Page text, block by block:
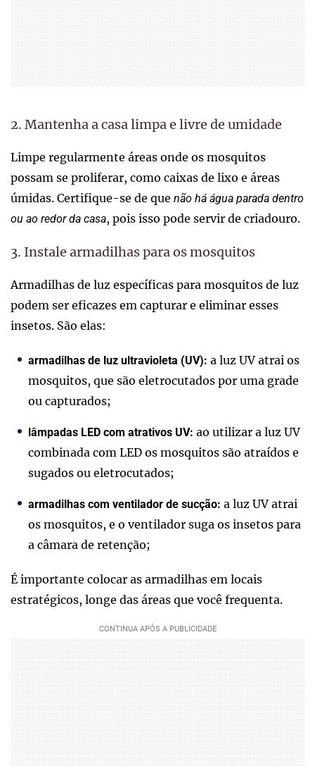
2. Mantenha a casa limpa e livre de umidade
Limpe regularmente áreas onde os mosquitos
possam se proliferar, como caixas de lixo e áreas
úmidas. Certifique-se de que não há água parada dentro
ou ao redor da casa, pois isso pode servir de criadouro.
3. Instale armadilhas para os mosquitos
Armadilhas de luz específicas para mosquitos de luz
podem ser eficazes em capturar e eliminar esses
insetos. São elas:
armadilhas de luz ultravioleta (UV): a luz UV atrai os
mosquitos, que são eletrocutados por uma grade
ou capturados;
lâmpadas LED com atrativos UV: ao utilizar a luz UV
combinada com LED os mosquitos são atraídos e
sugados ou eletrocutados;
armadilhas com ventilador de sucção: a luz UV atrai
os mosquitos, e o ventilador suga os insetos para
a câmara de retenção;
É importante colocar as armadilhas em locais
estratégicos, longe das áreas que você frequenta.